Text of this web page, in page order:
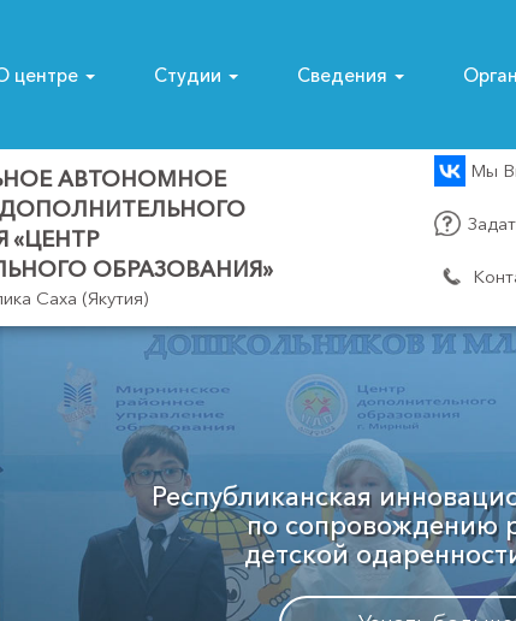
центре Студии Сведения
АВТОНОМНОЕ
«ЦЕНТР
ОБРАЗОВАНИЯ»
Саха (Якутия)
Мы
Муниципальный
Мирнинского
Узнать больше